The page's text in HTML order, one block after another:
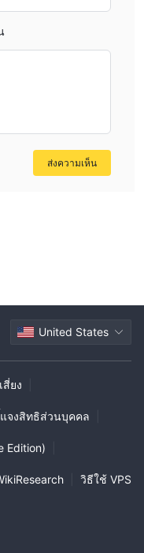
ส่งความเห็น
United States
สี่ยง
จงสิทธิส่วนบุคคล
Edition)
วิธีใช้ VPS